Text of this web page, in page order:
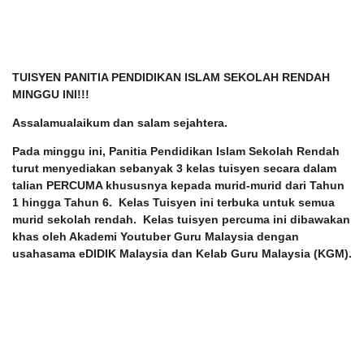
TUISYEN PANITIA PENDIDIKAN ISLAM SEKOLAH RENDAH
MINGGU INI!!!
Assalamualaikum dan salam sejahtera.
Pada minggu ini, Panitia Pendidikan Islam Sekolah Rendah
turut menyediakan sebanyak 3 kelas tuisyen secara dalam
talian PERCUMA khususnya kepada murid-murid dari Tahun
1 hingga Tahun 6. Kelas Tuisyen ini terbuka untuk semua
murid sekolah rendah. Kelas tuisyen percuma ini dibawakan
khas oleh Akademi Youtuber Guru Malaysia dengan
usahasama eDIDIK Malaysia dan Kelab Guru Malaysia (KGM).